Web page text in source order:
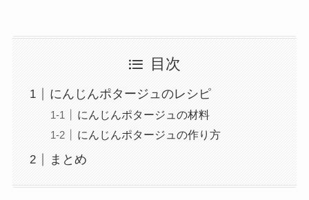
目次
にんじんポタージュのレシピ
にんじんポタージュの材料
にんじんポタージュの作り方
まとめ